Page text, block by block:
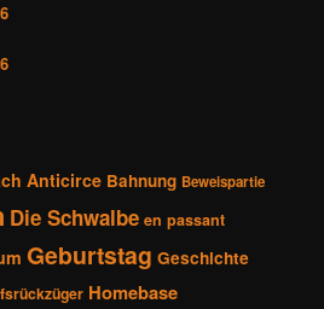
Anticirce Bahnung Beweispartie
Die Schwalbe en passant
Geburtstag Geschichte
Homebase